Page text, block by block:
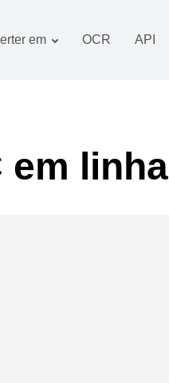
em
Books conversor
OCR API
em linha